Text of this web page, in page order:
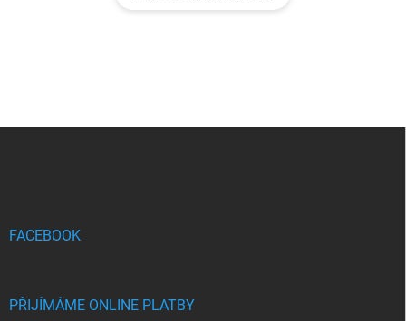
FACEBOOK
PŘIJÍMÁME ONLINE PLATBY